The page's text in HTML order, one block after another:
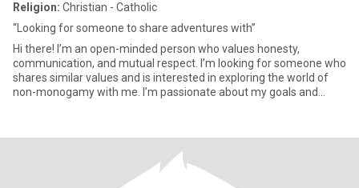
Religion: Christian - Catholic
“Looking for someone to share adventures with”
Hi there! I’m an open-minded person who values honesty,
communication, and mutual respect. I’m looking for someone who
shares similar values and is interested in exploring the world of
non-monogamy with me. I’m passionate about my goals and